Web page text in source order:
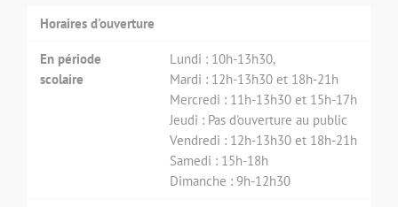
Horaires d'ouverture
En période
scolaire
Lundi : 10h-13h30,
Mardi : 12h-13h30 et 18h-21h
Mercredi : 11h-13h30 et 15h-17h
Jeudi : Pas d'ouverture au public
Vendredi : 12h-13h30 et 18h-21h
Samedi : 15h-18h
Dimanche : 9h-12h30